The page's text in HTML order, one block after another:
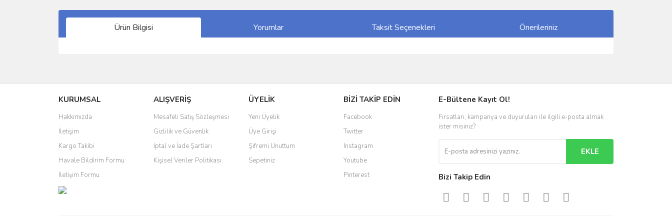
Ürün Bilgisi Yorumlar Taksit Seçenekleri Önerileriniz
Ürün resmi kalitesiz, bozuk veya görüntülenemiyor.
Ürün açıklamasında eksik bilgiler bulunuyor.
Ürün bilgilerinde hatalar bulunuyor.
Ürün fiyatı diğer sitelerden daha pahalı.
Bu ürüne benzer farklı alternatifler olmalı.
KURUMSAL
Hakkımızda
İletişim
Kargo Takibi
Havale Bildirim Formu
İletişim Formu
ALIŞVERİŞ
Mesafeli Satış Sözleşmesi
Gizlilik ve Güvenlik
İptal ve İade Şartları
Kişisel Veriler Politikası
ÜYELİK
Yeni Üyelik
Üye Girişi
Şifremi Unuttum
Sepetiniz
BİZİ TAKİP EDİN
Facebook
Twitter
Instagram
Youtube
Pinterest
E-Bültene Kayıt Ol!
Fırsatları, kampanya ve duyuruları ile ilgili e-posta almak
ister misiniz?
EKLE
Bizi Takip Edin